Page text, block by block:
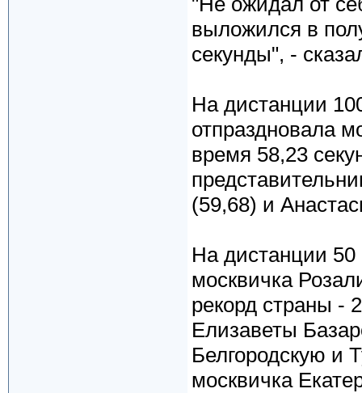
выложился в
секунды", -
На дистанции
отпраздновала
время 58,23
(59,68) и
На дистанции
москвичка
рекорд страны -
Елизаветы
Белгородскую и
москвичка